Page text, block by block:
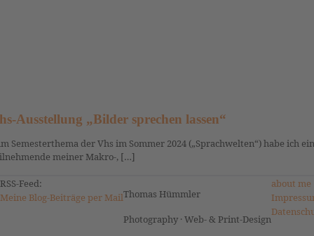
Ausstellung „Bilder sprechen lassen“
Semesterthema der Vhs im Sommer 2024 („Sprachwelten“) habe ich
meiner Makro-, […]
RSS-Feed:
Meine Blog-Beiträge per MailThomas Hümmler
Photography · Web- & Print-Design
about me